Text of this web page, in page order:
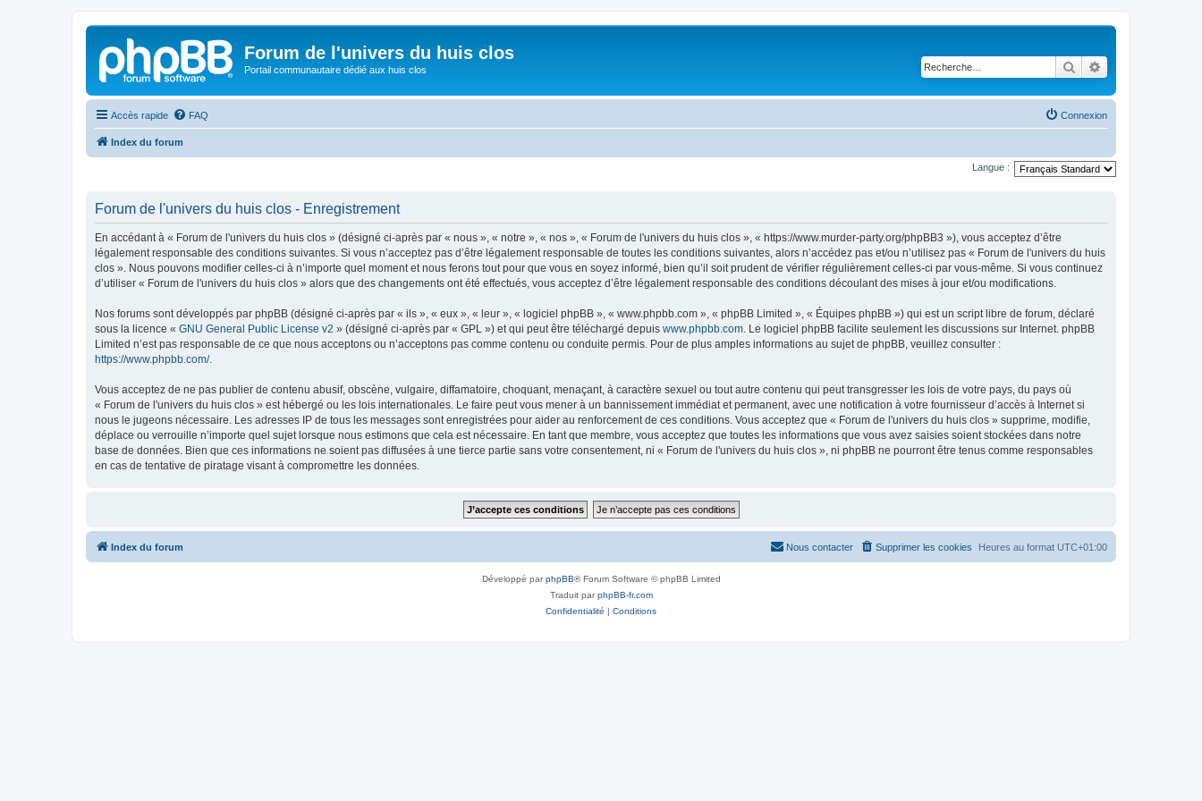
Forum de l'univers du huis clos
Portail communautaire dédié aux huis clos Rechercher
Accès rapide FAQ Connexion
Index du forum
Langue :
Forum de l'univers du huis clos - Enregistrement
En accédant à « Forum de l'univers du huis clos » (désigné ci-après par « nous », « notre », « nos », « Forum de l'univers du huis clos », « https://www.murder-party.org/phpBB3 »), vous acceptez d’être
légalement responsable des conditions suivantes. Si vous n’acceptez pas d’être légalement responsable de toutes les conditions suivantes, alors n’accédez pas et/ou n’utilisez pas « Forum de l'univers du huis
clos ». Nous pouvons modifier celles-ci à n’importe quel moment et nous ferons tout pour que vous en soyez informé, bien qu’il soit prudent de vérifier régulièrement celles-ci par vous-même. Si vous continuez
d’utiliser « Forum de l'univers du huis clos » alors que des changements ont été effectués, vous acceptez d’être légalement responsable des conditions découlant des mises à jour et/ou modifications.
Nos forums sont développés par phpBB (désigné ci-après par « ils », « eux », « leur », « logiciel phpBB », « www.phpbb.com », « phpBB Limited », « Équipes phpBB ») qui est un script libre de forum, déclaré
sous la licence « GNU General Public License v2 » (désigné ci-après par « GPL ») et qui peut être téléchargé depuis www.phpbb.com. Le logiciel phpBB facilite seulement les discussions sur Internet. phpBB
Limited n’est pas responsable de ce que nous acceptons ou n’acceptons pas comme contenu ou conduite permis. Pour de plus amples informations au sujet de phpBB, veuillez consulter :
https://www.phpbb.com/.
Vous acceptez de ne pas publier de contenu abusif, obscène, vulgaire, diffamatoire, choquant, menaçant, à caractère sexuel ou tout autre contenu qui peut transgresser les lois de votre pays, du pays où
« Forum de l'univers du huis clos » est hébergé ou les lois internationales. Le faire peut vous mener à un bannissement immédiat et permanent, avec une notification à votre fournisseur d’accès à Internet si
nous le jugeons nécessaire. Les adresses IP de tous les messages sont enregistrées pour aider au renforcement de ces conditions. Vous acceptez que « Forum de l'univers du huis clos » supprime, modifie,
déplace ou verrouille n’importe quel sujet lorsque nous estimons que cela est nécessaire. En tant que membre, vous acceptez que toutes les informations que vous avez saisies soient stockées dans notre
base de données. Bien que ces informations ne soient pas diffusées à une tierce partie sans votre consentement, ni « Forum de l'univers du huis clos », ni phpBB ne pourront être tenus comme responsables
en cas de tentative de piratage visant à compromettre les données.
Index du forum Heures au format UTC+01:00
Supprimer les cookies
Nous contacter
Développé parphpBB® Forum Software © phpBB Limited
Traduit parphpBB-fr.com
Confidentialité | Conditions